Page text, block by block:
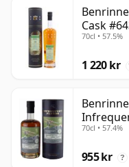
Cask
70cl • 57.5%
1 220 kr
70cl • 57.4%
955 kr ?